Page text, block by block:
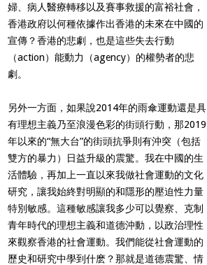
婦、病人醫療轉移以及賽事救援的富裕社會，
香港政府以何種依據作出香港的未來在中國的
宣傳？香港的悲劇，也是這些失去行動
（action）能動力（agency）的權勢者的悲
劇。
另外一方面，如果說2014年的雨傘運動還是具
有理想主義乃至浪漫色彩的街頭行動，那2019
年以來的“無大台”的街頭抗爭則有沖突（包括
雙方的暴力）日益升級的震驚。我在中國的生
活體驗，再加上一直以來我做社會運動的文化
研究，讓我始終對明顯的和隱形的壓迫性力量
特別敏感。這種敏感讓我多少可以覺察、克制
青年時代的理想主義和道德沖動，以政治理性
來觀察香港的社會運動。我們能從社會運動的
歷史和研究中學到什麽？那就是道德震驚、情